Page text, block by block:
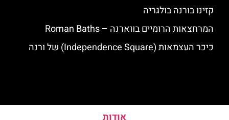
קזינו בורנה בולגריה
המרחצאות הרומיים בווארנה – Roman Baths
כיכר העצמאות (Independence Square) של ורנה